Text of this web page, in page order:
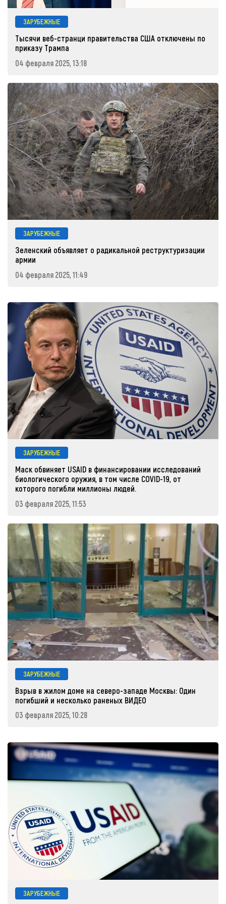
ЗАРУБЕЖНЫЕ
Тысячи веб-странци правительства США отключены по
приказу Трампа
04 февраля 2025, 13:18
ЗАРУБЕЖНЫЕ
Зеленский объявляет о радикальной реструктуризации
армии
04 февраля 2025, 11:49
ЗАРУБЕЖНЫЕ
Маск обвиняет USAID в финансировании исследований
биологического оружия, в том числе COVID-19, от
которого погибли миллионы людей.
03 февраля 2025, 11:53
ЗАРУБЕЖНЫЕ
Взрыв в жилом доме на северо-западе Москвы: Один
погибший и несколько раненых ВИДЕО
03 февраля 2025, 10:28
ЗАРУБЕЖНЫЕ